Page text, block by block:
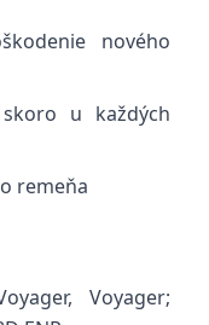
nového
u každých
remeňa
Voyager;